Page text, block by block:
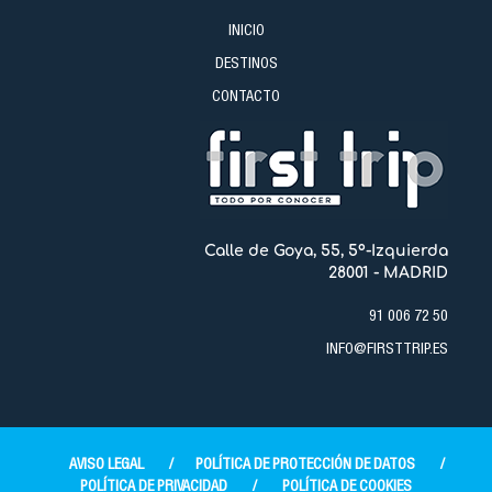
INICIO
DESTINOS
CONTACTO
Calle de Goya, 55, 5º-Izquierda
28001 - MADRID
91 006 72 50
INFO@FIRSTTRIP.ES
AVISO LEGAL / POLÍTICA DE PROTECCIÓN DE DATOS
/
POLÍTICA DE PRIVACIDAD
/ POLÍTICA DE COOKIES